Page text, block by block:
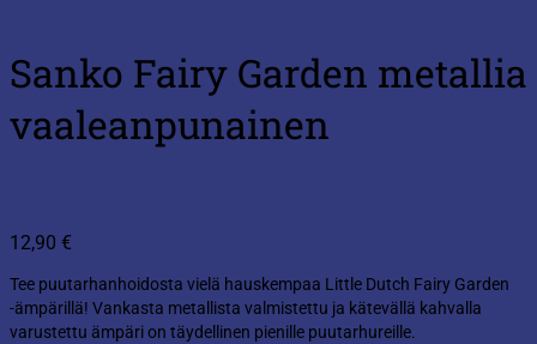
Sanko Fairy Garden metallia
vaaleanpunainen
12,90 €
Tee puutarhanhoidosta vielä hauskempaa Little Dutch Fairy Garden
-ämpärillä! Vankasta metallista valmistettu ja kätevällä kahvalla
varustettu ämpäri on täydellinen pienille puutarhureille.